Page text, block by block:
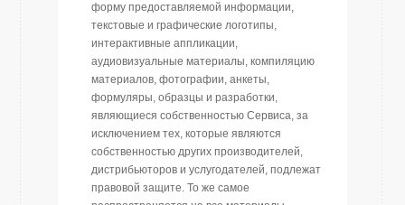
форму предоставляемой информации,
текстовые и графические логотипы,
интерактивные аппликации,
аудиовизуальные материалы, компиляцию
материалов, фотографии, анкеты,
формуляры, образцы и разработки,
являющиеся собственностью Сервиса, за
исключением тех, которые являются
собственностью других производителей,
дистрибьюторов и услугодателей, подлежат
правовой защите. То же самое